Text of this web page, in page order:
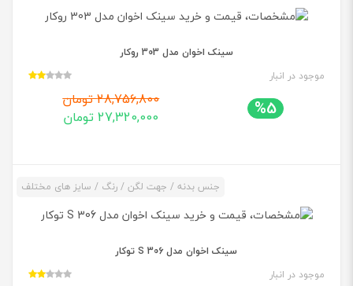
سینک اخوان مدل 303 روکار
موجود در انبار
%5
28,756,800 تومان
27,320,000 تومان
جنس بدنه / جهت لگن / رنگ / سایز های مختلف
سینک اخوان مدل 306 S توکار
موجود در انبار